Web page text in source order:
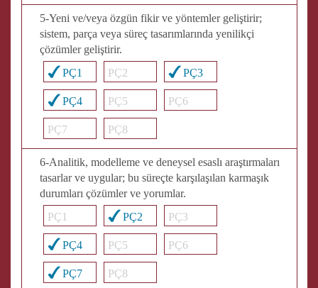
5-Yeni ve/veya özgün fikir ve yöntemler geliştirir;
sistem, parça veya süreç tasarımlarında yenilikçi
çözümler geliştirir.
PÇ1
PÇ2 PÇ3
PÇ4 PÇ5 PÇ6
PÇ7 PÇ8
6-Analitik, modelleme ve deneysel esaslı araştırmaları
tasarlar ve uygular; bu süreçte karşılaşılan karmaşık
durumları çözümler ve yorumlar.
PÇ1
PÇ2 PÇ3
PÇ4 PÇ5 PÇ6
PÇ7 PÇ8